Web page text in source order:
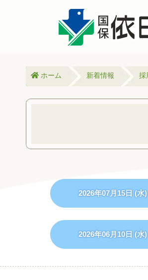
ホーム 新着情報 採
2026年07月15日 (水)
2026年06月10日 (水)